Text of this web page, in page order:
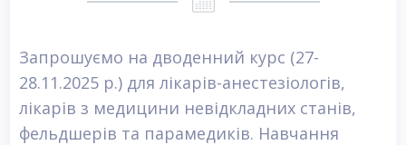
Запрошуємо на дводенний курс (27-
28.11.2025 р.) для лікарів-анестезіологів,
лікарів з медицини невідкладних станів,
фельдшерів та парамедиків. Навчання